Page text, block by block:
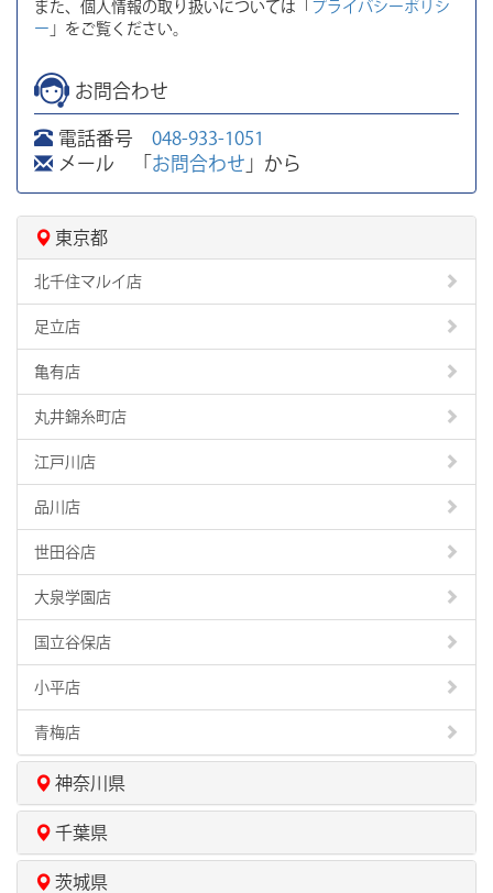
また、個人情報の取り扱いについては「 プライバシーポリシ
ー 」をご覧ください。
お問合わせ
電話番号 048-933-1051
メール 「 お問合わせ 」から
東京都
北千住マルイ店
足立店
亀有店
丸井錦糸町店
江戸川店
品川店
世田谷店
大泉学園店
国立谷保店
小平店
青梅店
神奈川県
千葉県
茨城県